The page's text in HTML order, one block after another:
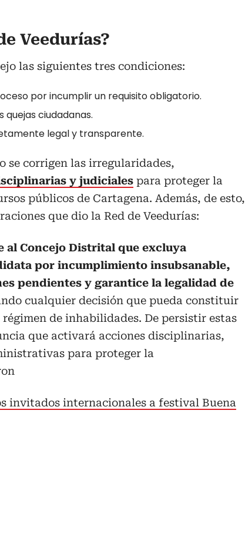
Veedurías?
las siguientes tres condiciones:
por incumplir un requisito obligatorio.
quejas ciudadanas.
legal y transparente.
se corrigen las irregularidades,
y judiciales para proteger la
públicos de Cartagena. Además, de esto,
que dio la Red de Veedurías:
al Concejo Distrital que excluya
por incumplimiento insubsanable,
pendientes y garantice la legalidad de
cualquier decisión que pueda constituir
de inhabilidades. De persistir estas
que activará acciones disciplinarias,
para proteger la
invitados internacionales a festival Buena